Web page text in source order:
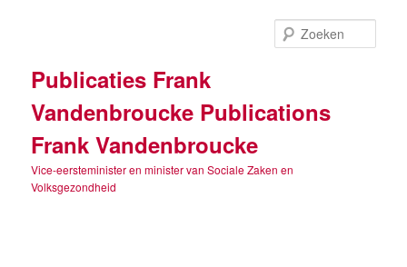
inhoudPublicaties Frank
Vandenbroucke Publications
Frank Vandenbroucke
Vice-eersteminister en minister van Sociale Zaken en
Volksgezondheid